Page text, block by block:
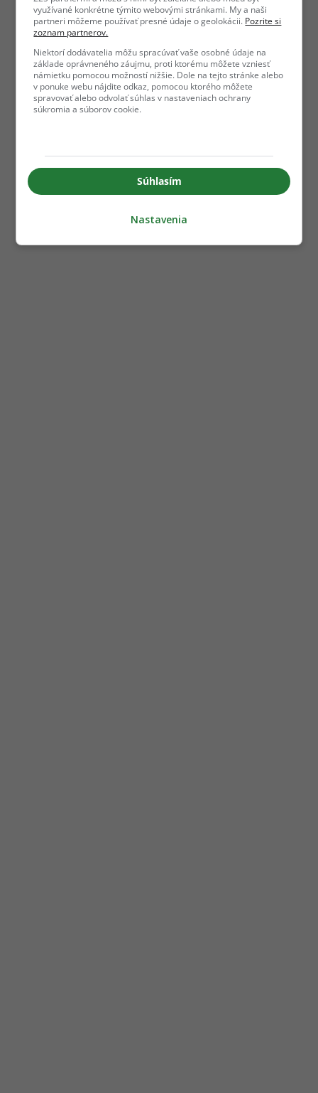
využívané konkrétne týmito webovými stránkami. My a naši
partneri môžeme používať presné údaje o geolokácii. Pozrite si
zoznam partnerov.
Niektorí dodávatelia môžu spracúvať vaše osobné údaje na
základe oprávneného záujmu, proti ktorému môžete vzniesť
námietku pomocou možností nižšie. Dole na tejto stránke alebo
v ponuke webu nájdite odkaz, pomocou ktorého môžete
spravovať alebo odvolať súhlas v nastaveniach ochrany
súkromia a súborov cookie.
Súhlasím
Nastavenia